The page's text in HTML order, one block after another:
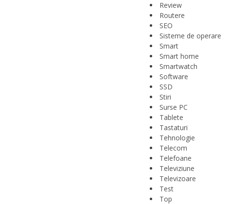
Review
Routere
SEO
Sisteme de operare
Smart
Smart home
Smartwatch
Software
SSD
Stiri
Surse PC
Tablete
Tastaturi
Tehnologie
Telecom
Telefoane
Televiziune
Televizoare
Test
Top